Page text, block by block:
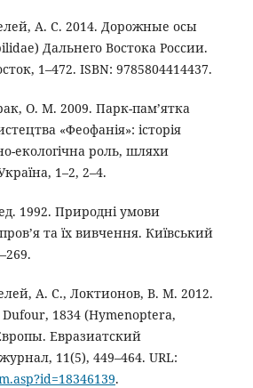
А. С. 2014. Дорожные осы
Дальнего Востока России.
1–472. ISBN: 9785804414437.
О. М. 2009. Парк-пам’ятка
«Феофанія»: історія
екологічна роль, шляхи
1–2, 2–4.
1992. Природні умови
та їх вивчення. Київський
А. С., Локтионов, В. М. 2012.
1834 (Hymenoptera,
Евразиатский
11(5), 449–464. URL:
.